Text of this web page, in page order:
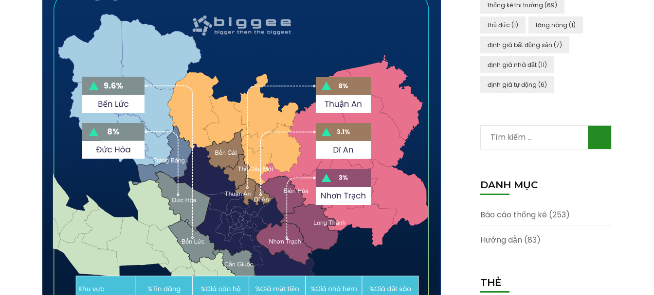
thống kê thị trường (69)
thủ đức (1) tăng nóng (1)
định giá bất động sản (7)
định giá nhà đất (11)
định giá tự động (6)
Tìm
kiếm
DANH MỤC
Báo cáo thống kê (253)
Hướng dẫn (83)
THẺ